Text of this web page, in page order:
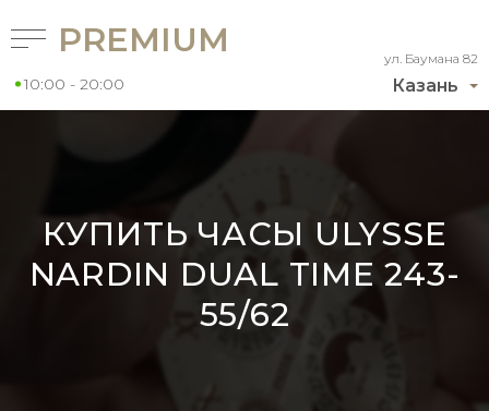
Казань
ул. Баумана 82
PREMIUM
10:00 - 20:00
КУПИТЬ ЧАСЫ ULYSSE
NARDIN DUAL TIME 243-
55/62